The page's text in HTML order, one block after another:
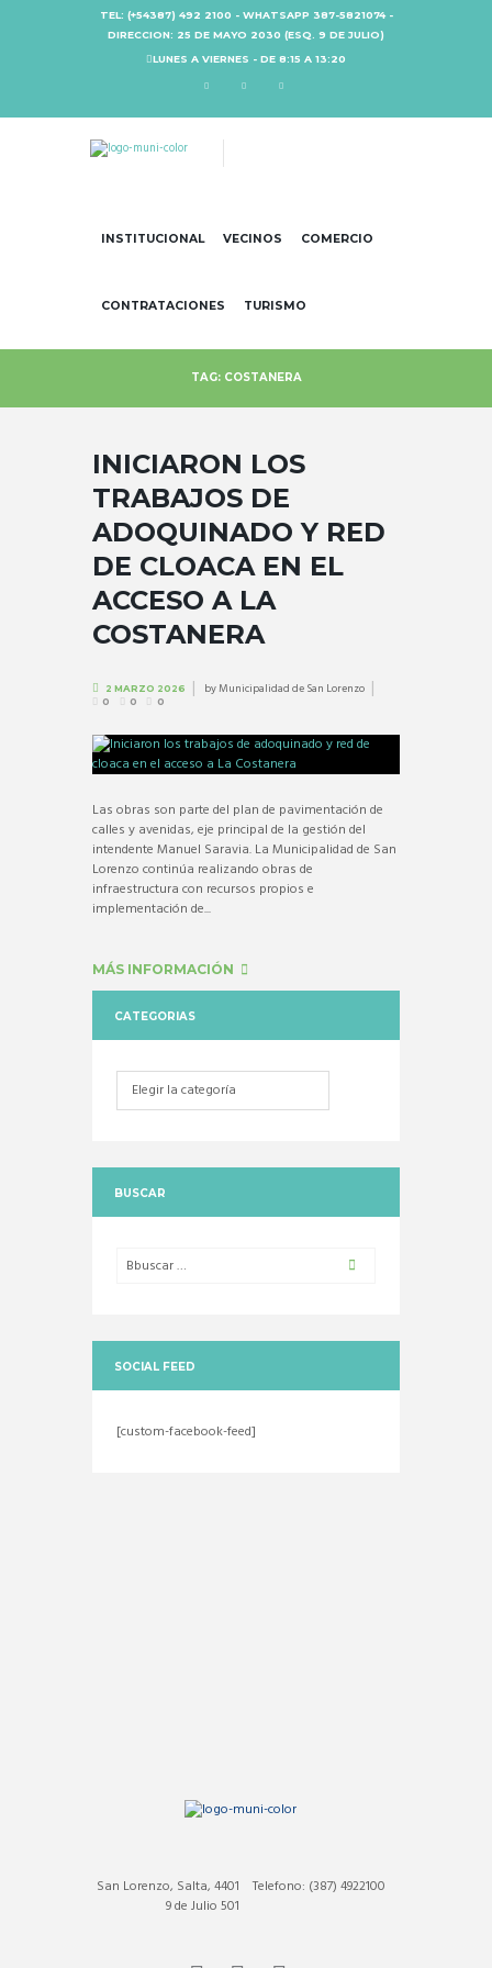
TEL: (+54387) 492 2100 - WHATSAPP 387-5821074 -
DIRECCION: 25 DE MAYO 2030 (ESQ. 9 DE JULIO)
LUNES A VIERNES - DE 8:15 A 13:20
INSTITUCIONAL VECINOS COMERCIO
CONTRATACIONES TURISMO
TAG: COSTANERA
INICIARON LOS
TRABAJOS DE
ADOQUINADO Y RED
DE CLOACA EN EL
ACCESO A LA
COSTANERA
2 MARZO 2026 byMunicipalidad de San Lorenzo
0 0 0
Las obras son parte del plan de pavimentación de
calles y avenidas, eje principal de la gestión del
intendente Manuel Saravia. La Municipalidad de San
Lorenzo continúa realizando obras de
infraestructura con recursos propios e
implementación de...
MÁS INFORMACIÓN
CATEGORIAS
Categorias
BUSCAR
SOCIAL FEED
[custom-facebook-feed]
Telefono: (387) 4922100
San Lorenzo, Salta, 4401
9 de Julio 501